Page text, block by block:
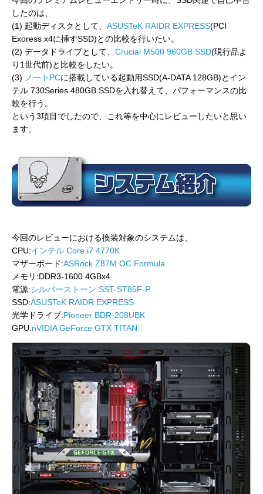
したのは、
(1) 起動ディスクとして、 ASUSTeK RAIDR EXPRESS(PCI
Exoress x4に挿すSSD)との比較を行いたい。
(2) データドライブとして、 Crucial M500 960GB SSD(現行品よ
り1世代前)と比較をしたい。
(3) ノートPCに搭載している起動用SSD(A-DATA 128GB)とイン
テル 730Series 480GB SSDを入れ替えて、パフォーマンスの比
較を行う。
という3項目でしたので、これ等を中心にレビューしたいと思い
ます。
今回のレビューにおける換装対象のシステムは、
CPU:インテル Core i7 4770K
マザーボード:ASRock Z87M OC Formula
メモリ:DDR3-1600 4GBx4
電源:シルバーストーン SST-ST85F-P
SSD:ASUSTeK RAIDR EXPRESS
光学ドライブ:Pioneer BDR-208UBK
GPU:nVIDIA GeForce GTX TITAN